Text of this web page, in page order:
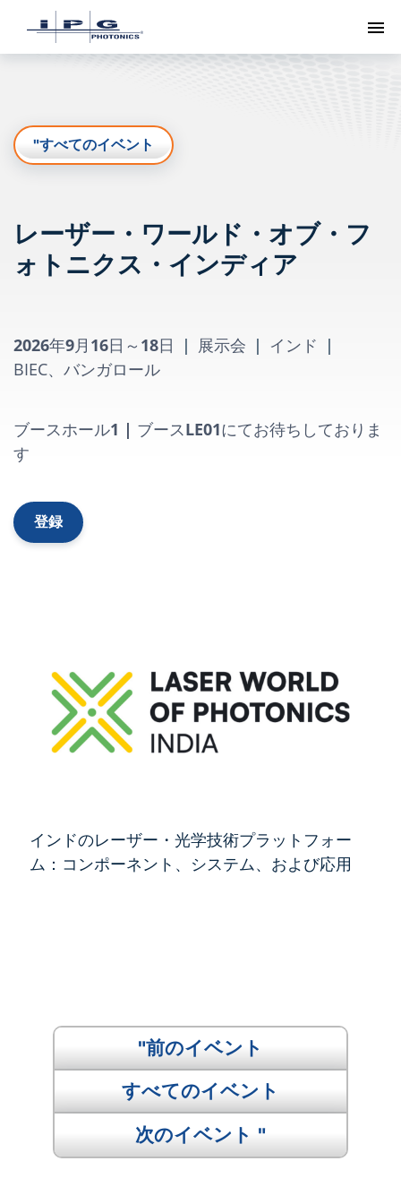
ト
"すべてのイベント
レーザー・ワールド・オブ・フ
ォトニクス・インディア
2026年9月16日～18日 | 展示会 | インド |
BIEC、バンガロール
ブースホール1 | ブースLE01にてお待ちしておりま
す
登録
インドのレーザー・光学技術プラットフォー
ム：コンポーネント、システム、および応用
"前のイベント
すべてのイベント
次のイベント "